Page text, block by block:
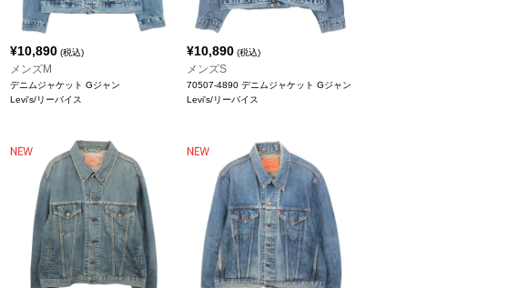
¥10,890 (税込)
メンズM
デニムジャケット Gジャン
Levi's/リーバイス
¥10,890 (税込)
メンズS
70507-4890 デニムジャケット Gジャン
Levi's/リーバイス